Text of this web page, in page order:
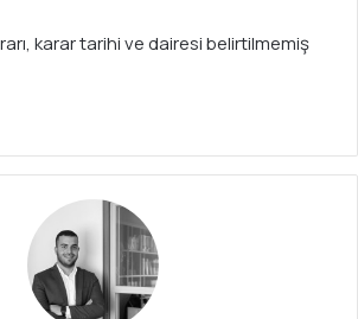
karar tarihi ve dairesi belirtilmemiş